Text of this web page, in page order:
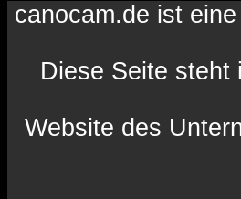
canocam.de ist
Diese Seite steht
Website des